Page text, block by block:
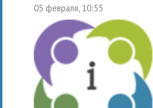
05 февраля, 10:55